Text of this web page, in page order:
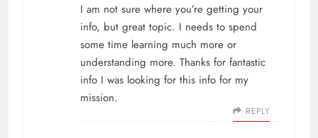
I am not sure where you’re getting your
info, but great topic. I needs to spend
some time learning much more or
understanding more. Thanks for fantastic
info I was looking for this info for my
mission.
REPLY